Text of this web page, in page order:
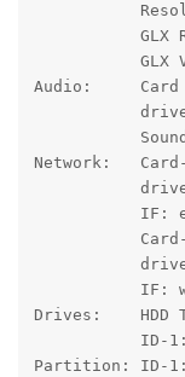
GLX
GLX
Audio:     Card
Network:
IF:
IF:
Drives:    HDD
ID-
Partition: ID-1: